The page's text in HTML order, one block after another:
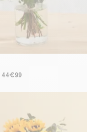
44€99